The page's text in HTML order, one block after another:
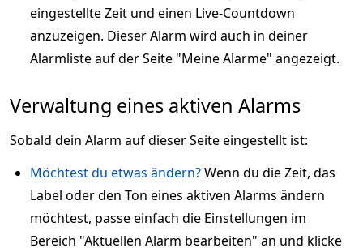
eingestellte Zeit und einen Live-Countdown
anzuzeigen. Dieser Alarm wird auch in deiner
Alarmliste auf der Seite "Meine Alarme" angezeigt.
Verwaltung eines aktiven Alarms
Sobald dein Alarm auf dieser Seite eingestellt ist:
Möchtest du etwas ändern?Wenn du die Zeit, das
Label oder den Ton eines aktiven Alarms ändern
möchtest, passe einfach die Einstellungen im
Bereich "Aktuellen Alarm bearbeiten" an und klicke